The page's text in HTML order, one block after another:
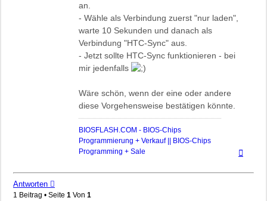
an.
- Wähle als Verbindung zuerst "nur laden",
warte 10 Sekunden und danach als
Verbindung "HTC-Sync" aus.
- Jetzt sollte HTC-Sync funktionieren - bei
mir jedenfalls
Wäre schön, wenn der eine oder andere
diese Vorgehensweise bestätigen könnte.
BIOSFLASH.COM - BIOS-Chips
Programmierung + Verkauf || BIOS-Chips
Programming + Sale
Antworten
1 Beitrag • Seite 1 Von 1